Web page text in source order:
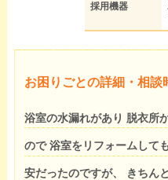
採用機器
お困りごとの詳細・相談
浴室の水漏れがあり 脱衣所
ので 浴室をリフォームして
安だったのですが、 きちん